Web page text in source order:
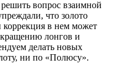
вопрос взаимной
что золото
в нем может
лонгов и
делать новых
ни по «Полюсу».